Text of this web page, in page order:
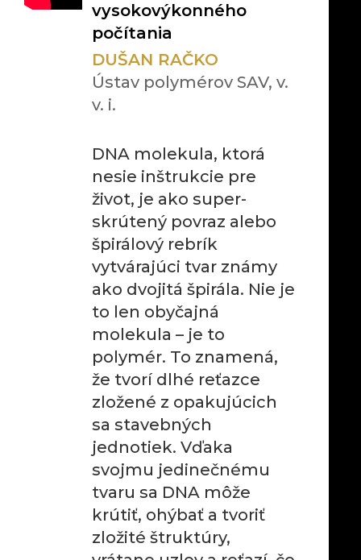
vysokovýkonného
počítania
DUŠAN RAČKO
Ústav polymérov SAV, v.
v. i.
DNA molekula, ktorá
nesie inštrukcie pre
život, je ako super-
skrútený povraz alebo
špirálový rebrík
vytvárajúci tvar známy
ako dvojitá špirála. Nie je
to len obyčajná
molekula – je to
polymér. To znamená,
že tvorí dlhé reťazce
zložené z opakujúcich
sa stavebných
jednotiek. Vďaka
svojmu jedinečnému
tvaru sa DNA môže
krútiť, ohýbať a tvoriť
zložité štruktúry,